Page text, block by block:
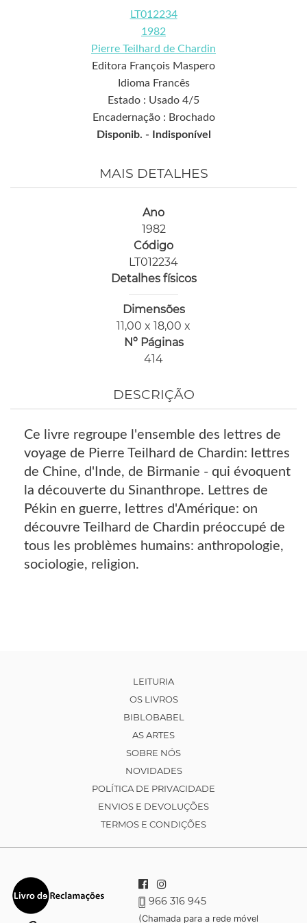
LT012234
1982
Pierre Teilhard de Chardin
Editora François Maspero
Idioma Francês
Estado : Usado 4/5
Encadernação : Brochado
Disponib. -
Indisponível
MAIS DETALHES
Ano
1982
Código
LT012234
Detalhes físicos
Dimensões
11,00 x 18,00 x
Nº Páginas
414
DESCRIÇÃO
Ce livre regroupe l'ensemble des lettres de
voyage de Pierre Teilhard de Chardin: lettres
de Chine, d'Inde, de Birmanie - qui évoquent
la découverte du Sinanthrope. Lettres de
Pékin en guerre, lettres d'Amérique: on
découvre Teilhard de Chardin préoccupé de
tous les problèmes humains: anthropologie,
sociologie, religion.
LEITURIA
OS LIVROS
BIBLOBABEL
AS ARTES
SOBRE NÓS
NOVIDADES
POLÍTICA DE PRIVACIDADE
ENVIOS E DEVOLUÇÕES
TERMOS E CONDIÇÕES
966 316 945
(Chamada para a rede móvel